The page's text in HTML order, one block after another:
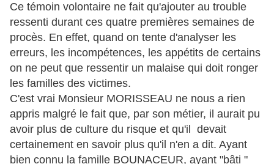
Ce témoin volontaire ne fait qu'ajouter au trouble
ressenti durant ces quatre premières semaines de
procès. En effet, quand on tente d'analyser les
erreurs, les incompétences, les appétits de certains
on ne peut que ressentir un malaise qui doit ronger
les familles des victimes.
C'est vrai Monsieur MORISSEAU ne nous a rien
appris malgré le fait que, par son métier, il aurait pu
avoir plus de culture du risque et qu'il devait
certainement en savoir plus qu'il n'en a dit. Ayant
bien connu la famille BOUNACEUR, ayant "bâti "